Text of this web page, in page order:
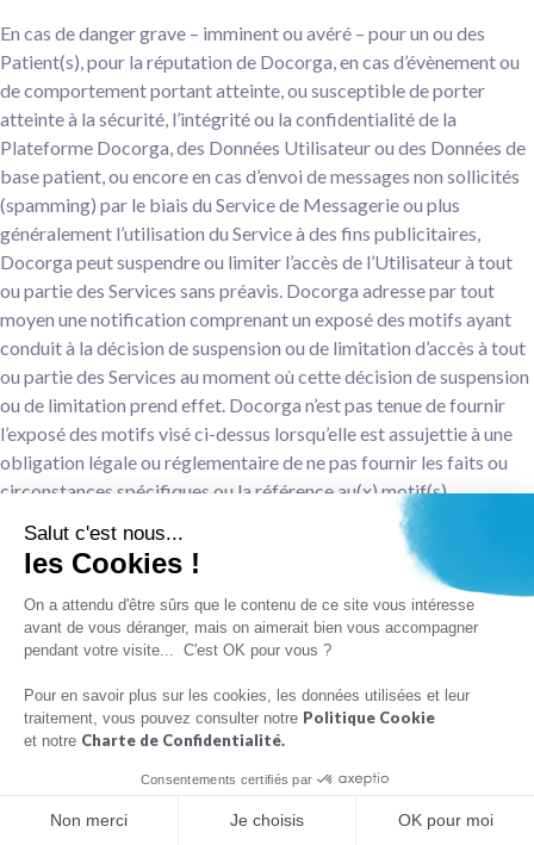
Salut c'est nous...
les Cookies !
On a attendu d'être sûrs que le contenu de ce site vous intéresse
avant de vous déranger, mais on aimerait bien vous accompagner
pendant votre visite... C'est OK pour vous ?
Pour en savoir plus sur les cookies, les données utilisées et leur
traitement, vous pouvez consulter notre Politique Cookie
et notre Charte de Confidentialité.
Consentements certifiés par
Non merci Je choisis OK pour moi
En cas de danger grave – imminent ou avéré – pour un ou des
Patient(s), pour la réputation de Docorga, en cas d’évènement ou
de comportement portant atteinte, ou susceptible de porter
atteinte à la sécurité, l’intégrité ou la confidentialité de la
Plateforme Docorga, des Données Utilisateur ou des Données de
base patient, ou encore en cas d’envoi de messages non sollicités
(spamming) par le biais du Service de Messagerie ou plus
généralement l’utilisation du Service à des fins publicitaires,
Docorga peut suspendre ou limiter l’accès de l’Utilisateur à tout
ou partie des Services sans préavis. Docorga adresse par tout
moyen une notification comprenant un exposé des motifs ayant
conduit à la décision de suspension ou de limitation d’accès à tout
ou partie des Services au moment où cette décision de suspension
ou de limitation prend effet. Docorga n’est pas tenue de fournir
l’exposé des motifs visé ci-dessus lorsqu’elle est assujettie à une
obligation légale ou réglementaire de ne pas fournir les faits ou
circonstances spécifiques ou la référence au(x) motif(s)
applicables, ou lorsque l’Utilisateur a enfreint à plusieurs reprises
le Contrat.
En cas de faute de l’Utilisateur, telle que l’utilisation d’un ou
plusieurs Services (i) contraire aux stipulations du Contrat; (ii)
contraire aux lois et réglementations (iii) contraire à la
déontologie, ou (iv) susceptible de porter préjudice à la réputation
de Docorga, ou à l’intégrité physique ou mentale des Patients ou
de façon inconvenante telle que définie précédemment, Docorga
pourra résilier, sans indemnité au profit de l’Utilisateur et par tout
préavis de trente (30) jours.